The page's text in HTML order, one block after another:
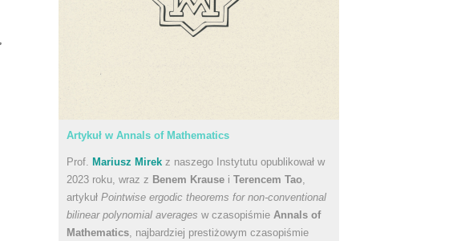
Artykuł w Annals of Mathematics
Prof. Mariusz Mirek z naszego Instytutu opublikował w
2023 roku, wraz z Benem Krause i Terencem Tao
artykuł Pointwise ergodic theorems for non-conventional
bilinear polynomial averages w czasopiśmie Annals of
Mathematics , najbardziej prestiżowym czasopiśmie